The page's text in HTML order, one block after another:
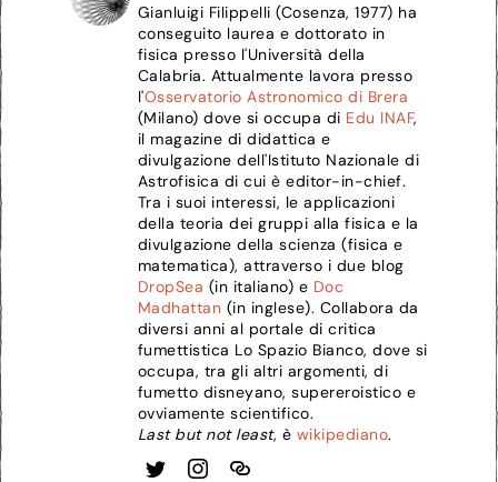
Gianluigi Filippelli (Cosenza, 1977) ha
conseguito laurea e dottorato in
fisica presso l'Università della
Calabria. Attualmente lavora presso
l'Osservatorio Astronomico di Brera
(Milano) dove si occupa di Edu INAF,
il magazine di didattica e
divulgazione dell'Istituto Nazionale di
Astrofisica di cui è editor-in-chief.
Tra i suoi interessi, le applicazioni
della teoria dei gruppi alla fisica e la
divulgazione della scienza (fisica e
matematica), attraverso i due blog
DropSea (in italiano) e Doc
Madhattan (in inglese). Collabora da
diversi anni al portale di critica
fumettistica Lo Spazio Bianco, dove si
occupa, tra gli altri argomenti, di
fumetto disneyano, supereroistico e
ovviamente scientifico.
Last but not least, è wikipediano.